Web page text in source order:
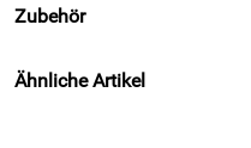
Zubehör
Ähnliche Artikel